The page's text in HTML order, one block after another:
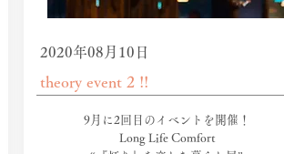
2020年08月10日
theory event 2 !!
9月に2回目のイベントを開催！
Long Life Comfort